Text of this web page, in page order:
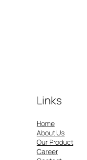
Links
Home
About Us
Our Product
Career